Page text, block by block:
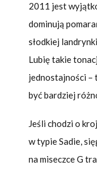
2011 jest
dominują
słodkiej
Lubię takie
jednostajności –
być bardziej
Jeśli chodzi o
w typie Sadie,
na miseczce G